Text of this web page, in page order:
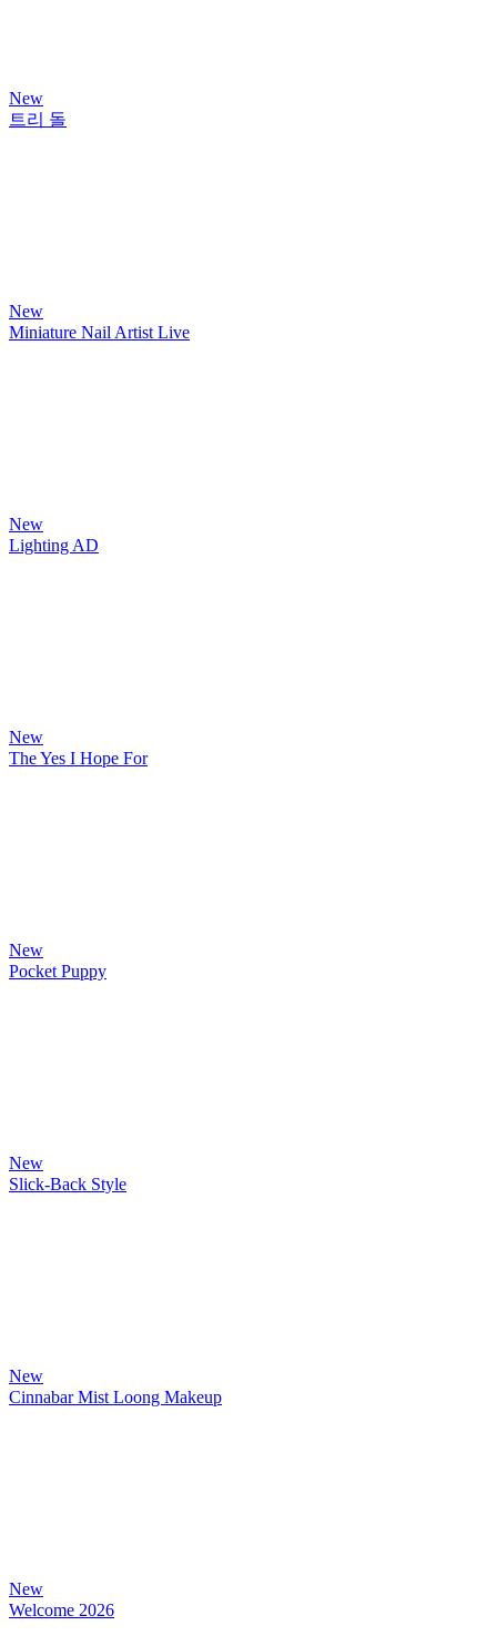
New
트리 돌
New
Miniature Nail Artist Live
New
Lighting AD
New
The Yes I Hope For
New
Pocket Puppy
New
Slick-Back Style
New
Cinnabar Mist Loong Makeup
New
Welcome 2026